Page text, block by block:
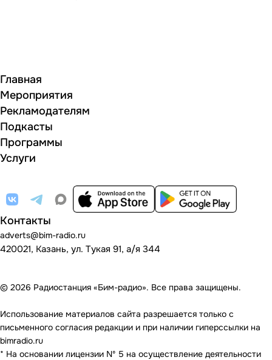
Главная
Мероприятия
Рекламодателям
Подкасты
Программы
Услуги
Контакты
adverts@bim-radio.ru
420021, Казань, ул. Тукая 91, а/я 344
© 2026 Радиостанция «Бим-радио». Все права защищены.
Использование материалов сайта разрешается только с
письменного согласия редакции и при наличии гиперссылки на
bimradio.ru
* На основании лицензии Nº 5 на осуществление деятельности